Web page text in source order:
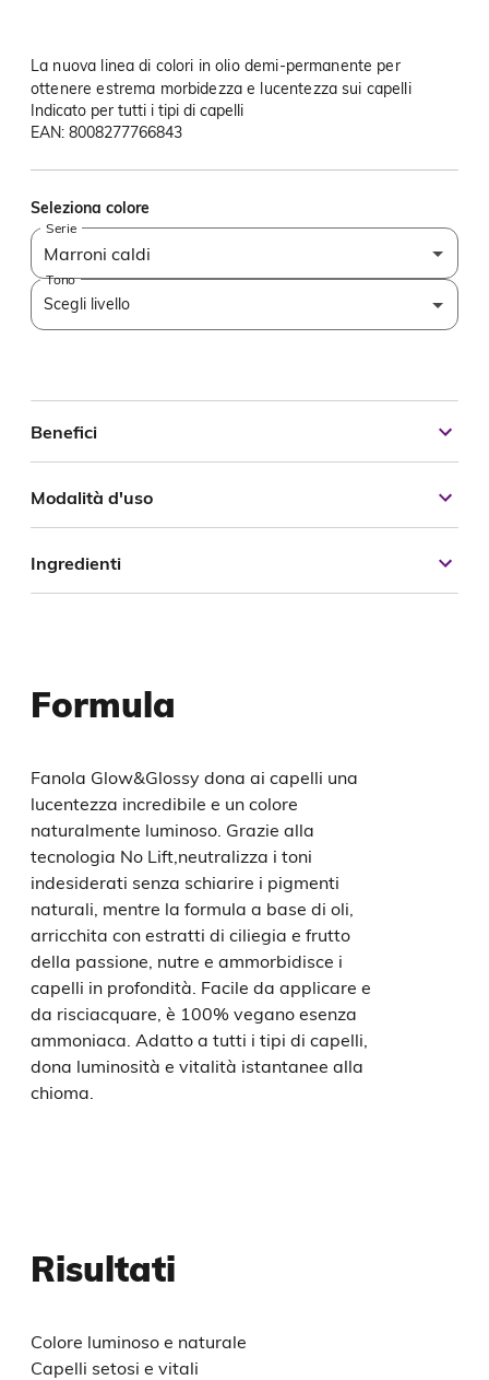
La nuova linea di colori in olio demi-permanente per
ottenere estrema morbidezza e lucentezza sui capelli
Indicato per tutti i tipi di capelli
EAN: 8008277766843
Seleziona colore
Serie
Marroni caldi
Tono
Scegli livello
Benefici
Modalità d'uso
Ingredienti
Formula
Fanola Glow&Glossy dona ai capelli una
lucentezza incredibile e un colore
naturalmente luminoso. Grazie alla
tecnologia No Lift,neutralizza i toni
indesiderati senza schiarire i pigmenti
naturali, mentre la formula a base di oli,
arricchita con estratti di ciliegia e frutto
della passione, nutre e ammorbidisce i
capelli in profondità. Facile da applicare e
da risciacquare, è 100% vegano esenza
ammoniaca. Adatto a tutti i tipi di capelli,
dona luminosità e vitalità istantanee alla
chioma.
Risultati
Colore luminoso e naturale
Capelli setosi e vitali